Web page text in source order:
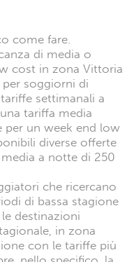
come fare.
di media o
cost in zona Vittoria
per soggiorni di
settimanali a
tariffa media
per un week end low
diverse offerte
a notte di 250
che ricercano
di bassa stagione
destinazioni
in zona
con le tariffe più